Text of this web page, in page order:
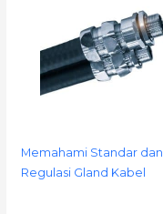
Memahami Standar dan
Regulasi Gland Kabel